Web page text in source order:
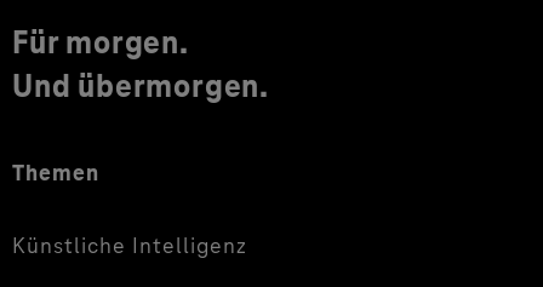
Für morgen.
Und übermorgen.
Themen
Künstliche Intelligenz